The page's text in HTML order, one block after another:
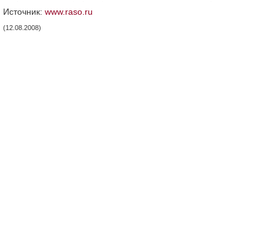
Источник: www.raso.ru
(12.08.2008)